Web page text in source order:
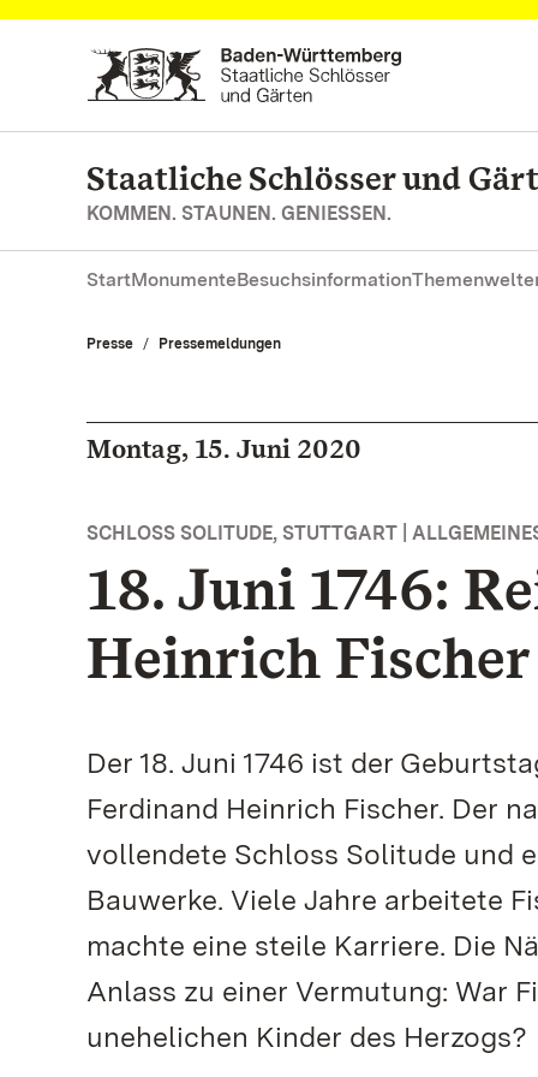
Zum Hauptinhalt springen
Staatliche Schlösser und
KOMMEN. STAUNEN. GENIESSEN.
StartMonumenteBesuchsinformation
Presse Pressemeldungen
Montag, 15. Juni 2020
SCHLOSS SOLITUDE, STUTTGART |
18. Juni 1746:
Heinrich
Der 18. Juni 1746 ist der
Ferdinand Heinrich Fischer. Der
vollendete Schloss Solitude und
Bauwerke. Viele Jahre arbeitete
machte eine steile Karriere. Die
Anlass zu einer Vermutung: War
unehelichen Kinder des Herzogs?